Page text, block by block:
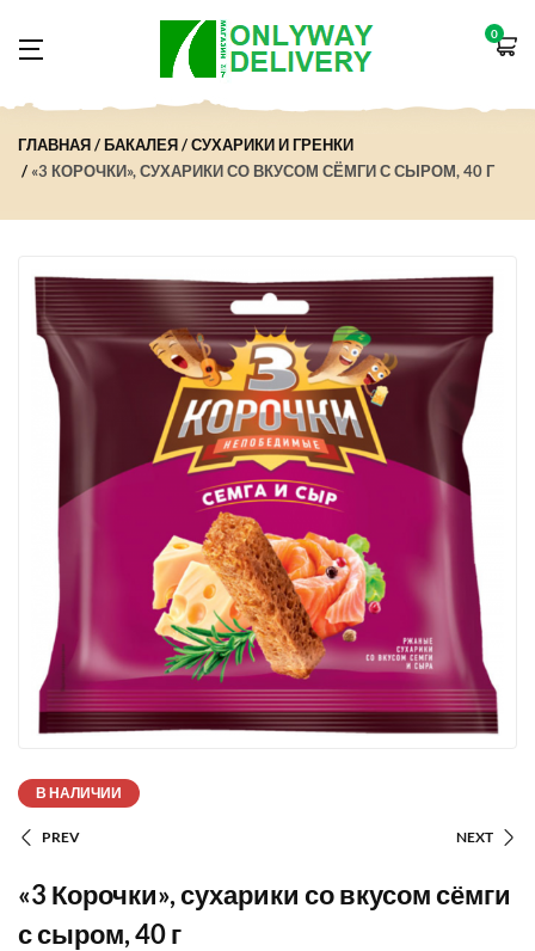
0
ГЛАВНАЯ БАКАЛЕЯ
СУХАРИКИ И ГРЕНКИ
«3 КОРОЧКИ», СУХАРИКИ СО ВКУСОМ СЁМГИ С СЫРОМ, 40 Г
В НАЛИЧИИ
PREV NEXT
«3 Корочки», сухарики со вкусом сёмги
с сыром, 40 г